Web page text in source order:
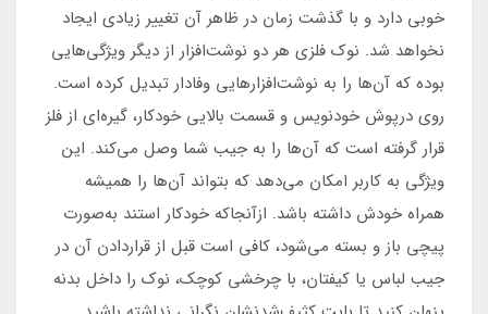
خوبی دارد و با گذشت زمان در ظاهر آن تغییر زیادی ایجاد
نخواهد شد. نوک فلزی هر دو نوشت‌افزار از دیگر ویژگی‌هایی
بوده که آن‌ها را به نوشت‌افزارهایی وفادار تبدیل کرده است.
روی درپوش خودنویس و قسمت بالایی خودکار، گیره‌ای از فلز
قرار گرفته است که آن‌ها را به جیب شما وصل می‌کند. این
ویژگی به کاربر امکان می‌دهد که بتواند آن‌ها را همیشه
همراه خودش داشته باشد. ازآنجاکه خودکار استند به‌صورت
پیچی باز و بسته می‌شود، کافی است قبل از قراردادن آن در
جیب لباس یا کیفتان، با چرخشی کوچک، نوک را داخل بدنه